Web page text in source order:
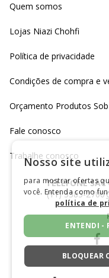
Quem somos
Lojas Niazi Chohfi
Política de privacidade
Condições de compra e
Orçamento Produtos
Fale conosco
Trabalhe conosco
TELEFONE SAC
(11) 3385-2700
Nosso site
para mostrar ofertas
você. Entenda como
política de
ENTENDI -
BLOQUEAR